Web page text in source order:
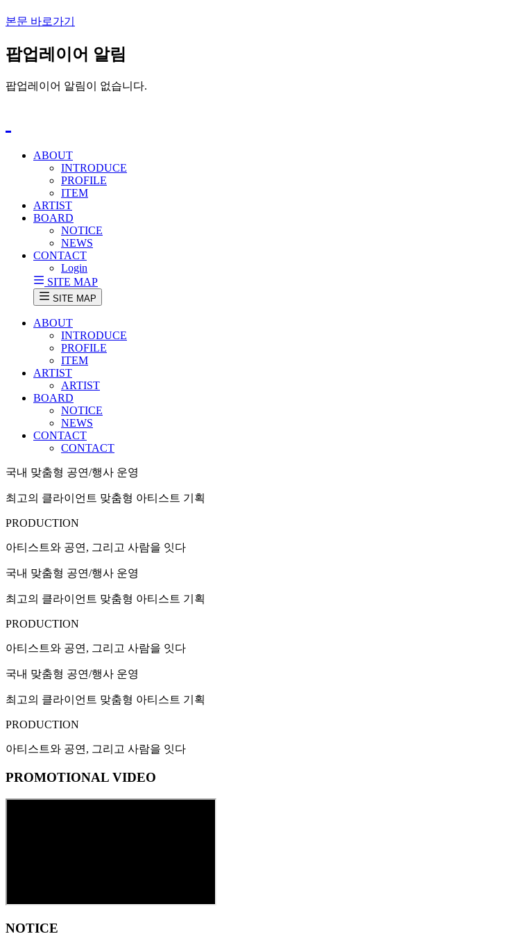
본문 바로가기
팝업레이어 알림
팝업레이어 알림이 없습니다.
ABOUT
INTRODUCE
PROFILE
ITEM
ARTIST
BOARD
NOTICE
NEWS
CONTACT
Login
SITE MAP
SITE MAP
ABOUT
INTRODUCE
PROFILE
ITEM
ARTIST
ARTIST
BOARD
NOTICE
NEWS
CONTACT
CONTACT
국내 맞춤형 공연/행사 운영
최고의 클라이언트 맞춤형 아티스트 기획
PRODUCTION
아티스트와 공연, 그리고 사람을 잇다
국내 맞춤형 공연/행사 운영
최고의 클라이언트 맞춤형 아티스트 기획
PRODUCTION
아티스트와 공연, 그리고 사람을 잇다
국내 맞춤형 공연/행사 운영
최고의 클라이언트 맞춤형 아티스트 기획
PRODUCTION
아티스트와 공연, 그리고 사람을 잇다
PROMOTIONAL VIDEO
NOTICE